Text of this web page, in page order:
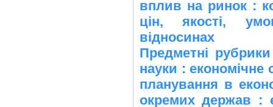
вплив на ринок :
цін, якості,
відносинах
Предметні
науки : економічне
планування в
окремих держав :